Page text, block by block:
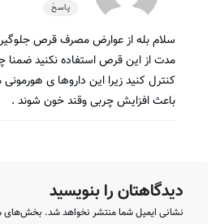
پاسخ
سلام بله از عوارض مصرف قرص
مدت از این قرص استفاده نکنید ضمنا
کنترل کنید زیرا این داروها ی
باعث افزایش چربی وقند خون شوند .
دیدگاهتان را بنویسید
نشانی ایمیل شما منتشر نخواهد شد. بخش‌های